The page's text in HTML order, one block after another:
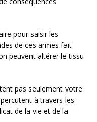
pour saisir les
de ces armes fait
peuvent altérer le tissu
pas seulement votre
à travers les
de la vie et de la